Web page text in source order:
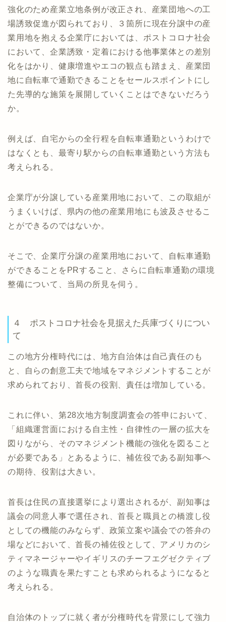
強化のため産業立地条例が改正され、産業団地への工
場誘致促進が図られており、３箇所に現在分譲中の産
業用地を抱える企業庁においては、ポストコロナ社会
において、企業誘致・定着における他事業体との差別
化をはかり、健康増進やエコの観点も踏まえ、産業団
地に自転車で通勤できることをセールスポイントにし
た先導的な施策を展開していくことはできないだろう
か。
例えば、自宅からの全行程を自転車通勤というわけで
はなくとも、最寄り駅からの自転車通勤という方法も
考えられる。
企業庁が分譲している産業用地において、この取組が
うまくいけば、県内の他の産業用地にも波及させるこ
とができるのではないか。
そこで、企業庁分譲の産業用地において、自転車通勤
ができることをPRすること、さらに自転車通勤の環境
整備について、当局の所見を伺う。
４ ポストコロナ社会を見据えた兵庫づくりについ
て
この地方分権時代には、地方自治体は自己責任のも
と、自らの創意工夫で地域をマネジメントすることが
求められており、首長の役割、責任は増加している。
これに伴い、第28次地方制度調査会の答申において、
「組織運営面における自主性・自律性の一層の拡大を
図りながら、そのマネジメント機能の強化を図ること
が必要である」とあるように、補佐役である副知事へ
の期待、役割は大きい。
首長は住民の直接選挙により選出されるが、副知事は
議会の同意人事で選任され、首長と職員との橋渡し役
としての機能のみならず、政策立案や議会での答弁の
場などにおいて、首長の補佐役として、アメリカのシ
ティマネージャーやイギリスのチーフエグゼクティブ
のような職責を果たすことも求められるようになると
考えられる。
自治体のトップに就く者が分権時代を背景にして強力